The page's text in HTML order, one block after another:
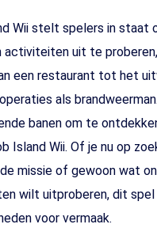
Wii stelt spelers in staat
activiteiten uit te
een restaurant tot het
als
banen om te
Island Wii. Of je nu op
missie of gewoon wat
wilt uitproberen, dit
voor vermaak.